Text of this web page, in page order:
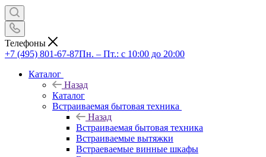
Телефоны
+7 (495) 801-67-87Пн. – Пт.: с 10:00 до 20:00
Каталог
Назад
Каталог
Встраиваемая бытовая техника
Назад
Встраиваемая бытовая техника
Встраиваемые вытяжки
Встраеваемые винные шкафы